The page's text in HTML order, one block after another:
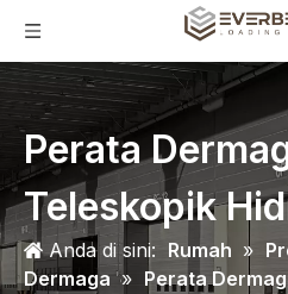
Perata
Teleskopik
Anda di sini: Rumah »
Dermaga » Perata